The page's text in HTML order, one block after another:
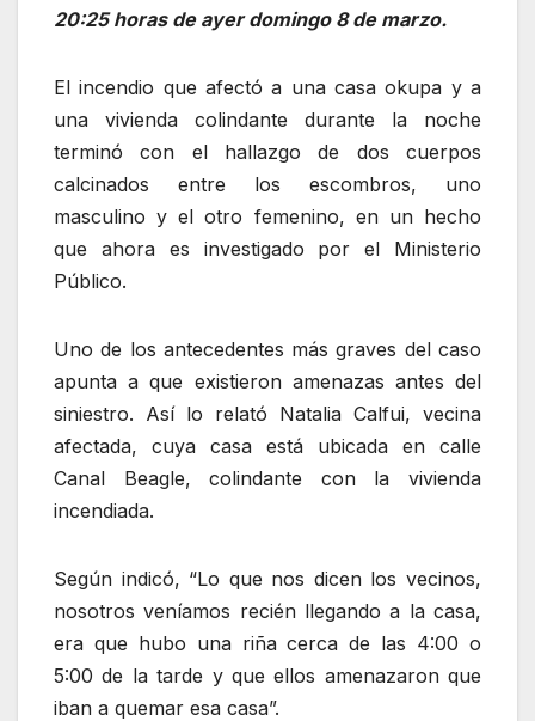
20:25 horas de ayer domingo 8 de marzo.
El incendio que afectó a una casa okupa y a
una vivienda colindante durante la noche
terminó con el hallazgo de dos cuerpos
calcinados entre los escombros, uno
masculino y el otro femenino, en un hecho
que ahora es investigado por el Ministerio
Público.
Uno de los antecedentes más graves del caso
apunta a que existieron amenazas antes del
siniestro. Así lo relató Natalia Calfui, vecina
afectada, cuya casa está ubicada en calle
Canal Beagle, colindante con la vivienda
incendiada.
Según indicó, “Lo que nos dicen los vecinos,
nosotros veníamos recién llegando a la casa,
era que hubo una riña cerca de las 4:00 o
5:00 de la tarde y que ellos amenazaron que
iban a quemar esa casa”.